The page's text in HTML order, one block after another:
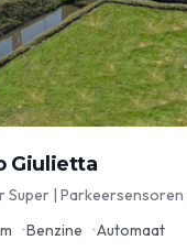
Giulietta
Super |
•Benzine •Automaat